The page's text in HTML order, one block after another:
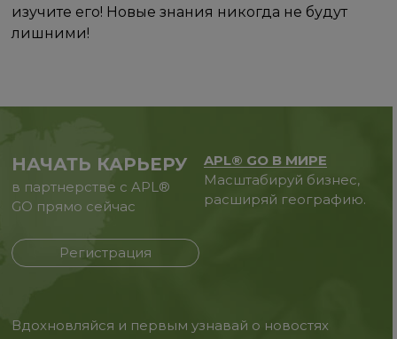
изучите его! Новые знания никогда не будут
лишними!
НАЧАТЬ КАРЬЕРУ
в партнерстве с APL®
GO прямо сейчас
Регистрация
APL® GO В МИРЕ
Масштабируй бизнес,
расширяй географию.
Вдохновляйся и первым узнавай о новостях